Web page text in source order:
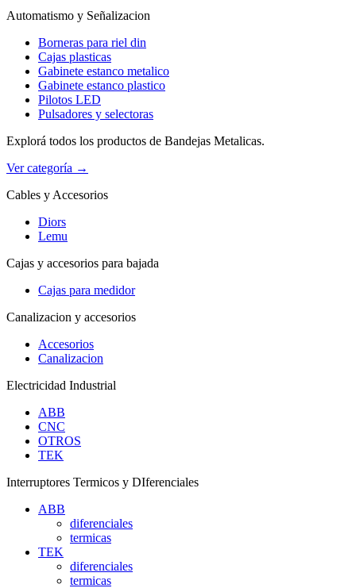
Automatismo y Señalizacion
Borneras para riel din
Cajas plasticas
Gabinete estanco metalico
Gabinete estanco plastico
Pilotos LED
Pulsadores y selectoras
Explorá todos los productos de Bandejas Metalicas.
Ver categoría →
Cables y Accesorios
Diors
Lemu
Cajas y accesorios para bajada
Cajas para medidor
Canalizacion y accesorios
Accesorios
Canalizacion
Electricidad Industrial
ABB
CNC
OTROS
TEK
Interruptores Termicos y DIferenciales
ABB
diferenciales
termicas
TEK
diferenciales
termicas